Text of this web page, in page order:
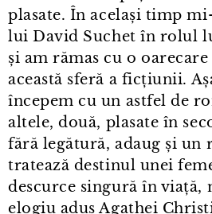
plasate. În același timp
lui David Suchet în rolul
și am rămas cu o
această sferă a ficțiunii.
începem cu un astfel de
altele, două, plasate în
fără legătură, adaug și un
tratează destinul unei
descurce singură în viață,
elogiu adus Agathei